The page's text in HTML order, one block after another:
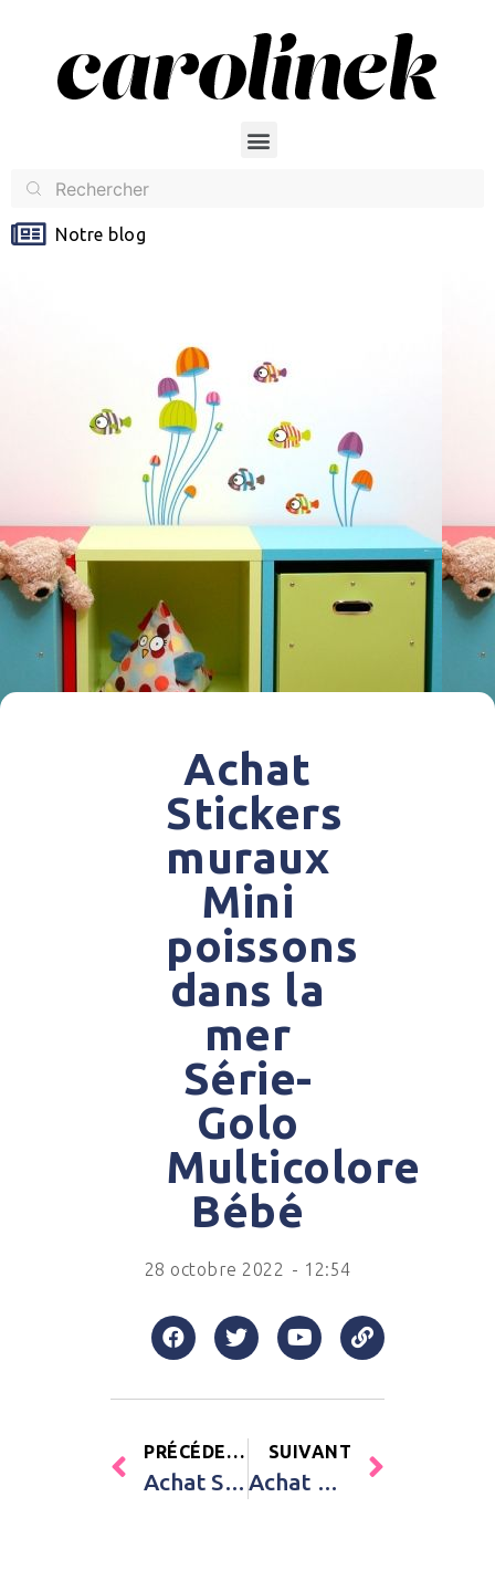
Notre blog
Achat
Stickers
muraux
Mini
poissons
dans la
mer
Série-
Golo
Multicolore
Bébé
28 octobre 2022 - 12:54
PRÉCÉDENT
Achat Sac à dos Chaperon rouge T’es Fou Louloup Ebulobo Rouge Bébé
SUIVANT
Achat Bracelet double tour Le Mix marron (acier) Petits trésors Marron Unisexe